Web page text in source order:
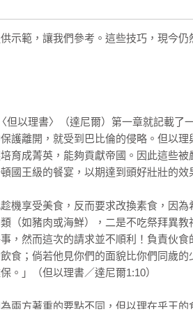
．好人為什麼也會害好人？
越熱心越受傷，越善良越虧損？
　．步驟一、先自省是否曾虧欠對方
　．步驟三、可以說，但要用適當的方
　．步驟五、其他人也同樣犯錯，就得
　　．為人傳話的智慧
　 ．訊息的聆聽與解讀
　．彼得的對照法
範，讓我們參考。這些技巧，現今仍
以理書〉（達尼爾）第一章就記載了
護離開，就受到巴比倫的侵略。但以理
育成菁英，能夠貢獻帝國。因此這些
國王級的餐宴，以期達到頭好壯壯的效
享受美食，反而要求改換素食，因為
（如豬肉或海鮮），二是不吃祭拜異
，然而這次的請求並不順利！負責伙
食；倘若他見你們的面貌比你們同歲
。」（但以理書／達尼爾1:10）
方著重的要點不同，但以理在乎王的